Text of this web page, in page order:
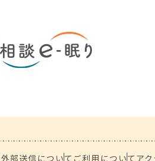
外部送信について ご利用について ア